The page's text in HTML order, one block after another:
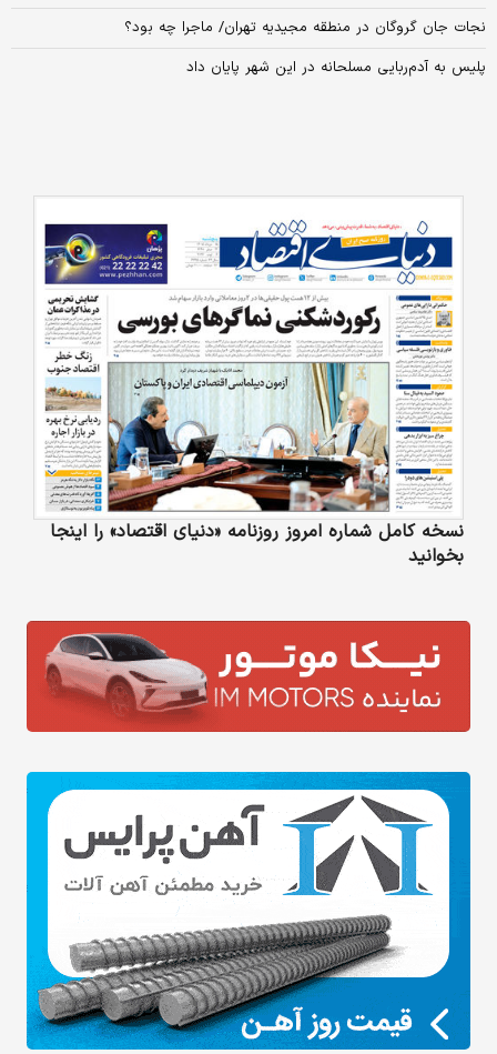
نجات جان گروگان در منطقه مجیدیه تهران/ ماجرا چه بود؟
پلیس به آدم‌ربایی مسلحانه در این شهر پایان داد
نسخه کامل شماره امروز روزنامه «دنیای‌ اقتصاد» را اینجا
بخوانید